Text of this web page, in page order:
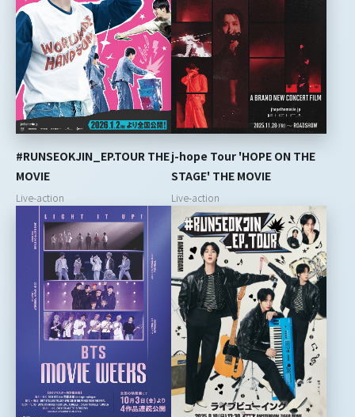
#RUNSEOKJIN_EP.TOUR THE
MOVIE
Live-action
j-hope Tour 'HOPE ON THE
STAGE' THE MOVIE
Live-action